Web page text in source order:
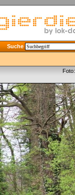
Suche
Foto: